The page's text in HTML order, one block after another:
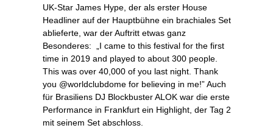
UK-Star James Hype, der als erster House
Headliner auf der Hauptbühne ein brachiales Set
ablieferte, war der Auftritt etwas ganz
Besonderes: „I came to this festival for the first
time in 2019 and played to about 300 people.
This was over 40,000 of you last night. Thank
you @worldclubdome for believing in me!” Auch
für Brasiliens DJ Blockbuster ALOK war die erste
Performance in Frankfurt ein Highlight, der Tag 2
mit seinem Set abschloss.